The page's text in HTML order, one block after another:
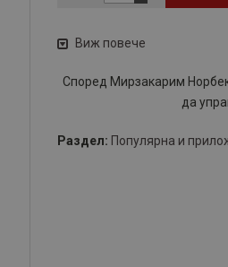
Виж повече
Според Мирзакарим
да
Раздел: Популярна и